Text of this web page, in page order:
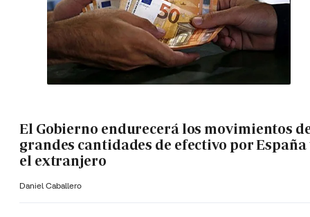
El Gobierno endurecerá los movimientos
grandes cantidades de efectivo por España
el extranjero
Daniel Caballero